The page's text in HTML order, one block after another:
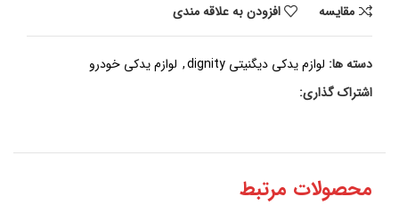
مقايسه
افزودن به علاقه مندی
دسته ها: لوازم یدکی دیگنیتی dignity , لوازم یدکی خودرو
اشتراک گذاری:
محصولات مرتبط